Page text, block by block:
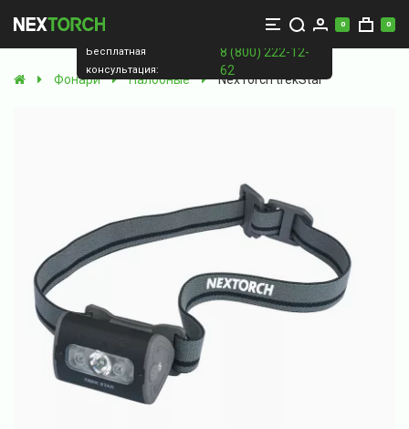
0 0
Фонари Налобные NexTorch trekStar
Бесплатная
консультация:
8 (800) 222-12-
62